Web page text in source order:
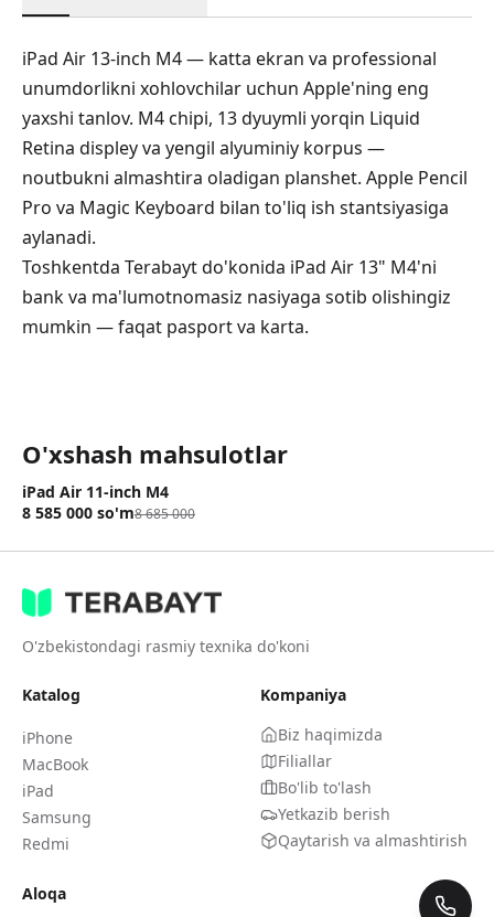
iPad Air 13-inch M4 — katta ekran va professional
unumdorlikni xohlovchilar uchun Apple'ning eng
yaxshi tanlov. M4 chipi, 13 dyuymli yorqin Liquid
Retina displey va yengil alyuminiy korpus —
noutbukni almashtira oladigan planshet. Apple Pencil
Pro va Magic Keyboard bilan to'liq ish stantsiyasiga
aylanadi.
Toshkentda Terabayt do'konida iPad Air 13" M4'ni
bank va ma'lumotnomasiz nasiyaga sotib olishingiz
mumkin — faqat pasport va karta.
O'xshash mahsulotlar
Chegirma 1%
iPad Air 11-inch M4
8 585 000 so'm8 685 000
O'zbekistondagi rasmiy texnika do'koni
Katalog
iPhone
MacBook
iPad
Samsung
Redmi
Kompaniya
Biz haqimizda
Filiallar
Bo'lib to'lash
Yetkazib berish
Qaytarish va almashtirish
Aloqa